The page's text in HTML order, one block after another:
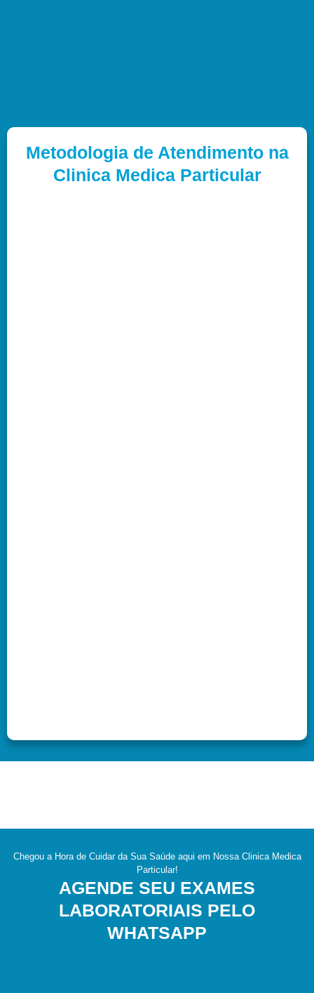
Metodologia de Atendimento na
Clinica Medica Particular
Chegou a Hora de Cuidar da Sua Saúde aqui em Nossa Clinica Medica
Particular!
AGENDE SEU EXAMES
LABORATORIAIS PELO
WHATSAPP